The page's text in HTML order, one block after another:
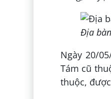
Địa
Ngày 20/
Tám cũ
thuộc,